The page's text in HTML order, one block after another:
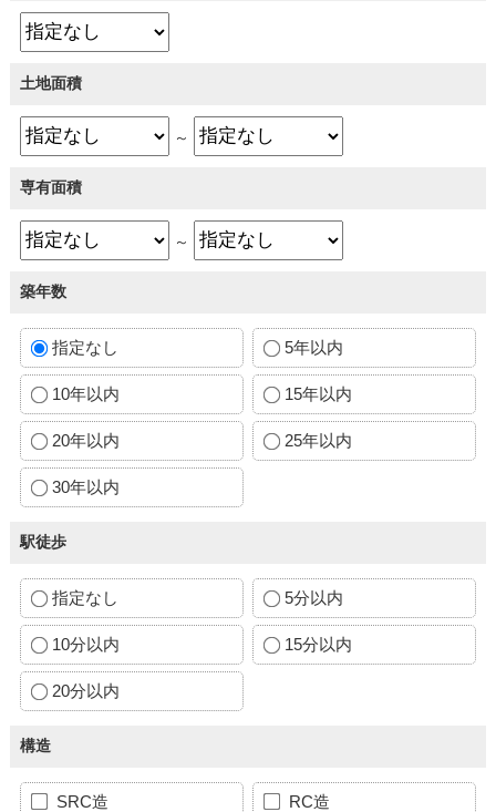
土地面積
～
専有面積
～
築年数
指定なし 5年以内
10年以内 15年以内
20年以内 25年以内
30年以内
駅徒歩
指定なし 5分以内
10分以内 15分以内
20分以内
構造
SRC造 RC造